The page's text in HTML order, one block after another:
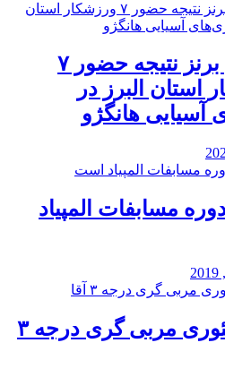
۲ مدال برنز نتیجه حضور ۷
استان البرز در
آسیایی هانگژو
مسابفات المپیاد
کلاس تئوری مربی گری درجه ۳